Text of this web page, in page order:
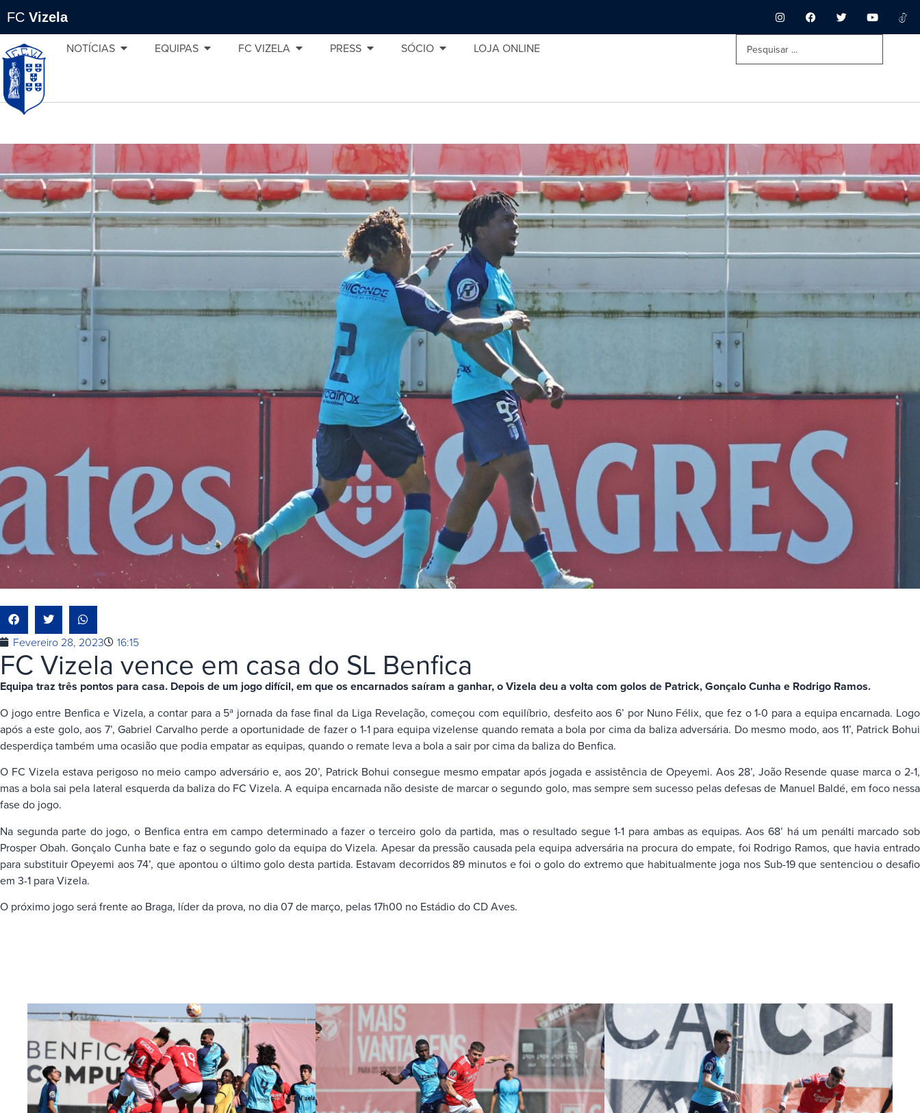
FC Vizela
NOTÍCIAS EQUIPAS FC VIZELA PRESS SÓCIO LOJA ONLINE
Fevereiro 28, 2023 16:15
FC Vizela vence em casa do SL Benfica
Equipa traz três pontos para casa. Depois de um jogo difícil, em que os encarnados saíram a ganhar, o Vizela deu a volta com golos de Patrick, Gonçalo Cunha e Rodrigo Ramos.
O jogo entre Benfica e Vizela, a contar para a 5ª jornada da fase final da Liga Revelação, começou com equilíbrio, desfeito aos 6’ por Nuno Félix, que fez o 1-0 para a equipa encarnada. Logo
após a este golo, aos 7’, Gabriel Carvalho perde a oportunidade de fazer o 1-1 para equipa vizelense quando remata a bola por cima da baliza adversária. Do mesmo modo, aos 11’, Patrick Bohui
desperdiça também uma ocasião que podia empatar as equipas, quando o remate leva a bola a sair por cima da baliza do Benfica.
O FC Vizela estava perigoso no meio campo adversário e, aos 20’, Patrick Bohui consegue mesmo empatar após jogada e assistência de Opeyemi. Aos 28’, João Resende quase marca o 2-1,
mas a bola sai pela lateral esquerda da baliza do FC Vizela. A equipa encarnada não desiste de marcar o segundo golo, mas sempre sem sucesso pelas defesas de Manuel Baldé, em foco nessa
fase do jogo.
Na segunda parte do jogo, o Benfica entra em campo determinado a fazer o terceiro golo da partida, mas o resultado segue 1-1 para ambas as equipas. Aos 68’ há um penálti marcado sob
Prosper Obah. Gonçalo Cunha bate e faz o segundo golo da equipa do Vizela. Apesar da pressão causada pela equipa adversária na procura do empate, foi Rodrigo Ramos, que havia entrado
para substituir Opeyemi aos 74’, que apontou o último golo desta partida. Estavam decorridos 89 minutos e foi o golo do extremo que habitualmente joga nos Sub-19 que sentenciou o desafio
em 3-1 para Vizela.
O próximo jogo será frente ao Braga, líder da prova, no dia 07 de março, pelas 17h00 no Estádio do CD Aves.